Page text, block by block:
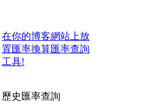
在你的博客網站上放
置匯率換算匯率查詢
工具!
歷史匯率查詢